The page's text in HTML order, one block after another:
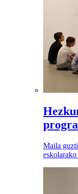
Maila